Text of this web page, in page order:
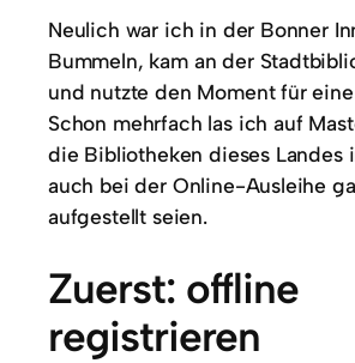
Neulich war ich in der Bonner
Bummeln, kam an der
und nutzte den Moment für
Schon mehrfach las ich auf
die Bibliotheken dieses Landes
auch bei der Online-Ausleihe
aufgestellt seien.
Zuerst: offline
registrieren